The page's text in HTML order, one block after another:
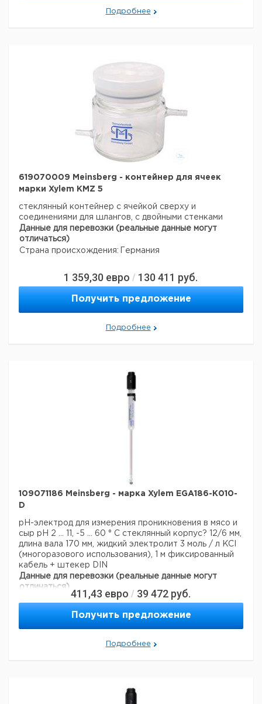
Подробнее
619070009 Meinsberg - контейнер для ячеек
марки Xylem KMZ 5
стеклянный контейнер с ячейкой сверху и
соединениями для шлангов, с двойными стенками
Данные для перевозки (реальные данные могут
отличаться)
Страна происхождения:
Германия
1 359,30 евро / 130 411 руб.
Получить предложение
Подробнее
109071186 Meinsberg - марка Xylem EGA186-K010-
D
pH-электрод для измерения проникновения в мясо и
сыр рН 2 ... 11, -5 ... 60 ° С стеклянный корпус? 12/6 мм,
длина вала 170 мм, жидкий электролит 3 моль / л KCI
(многоразового использования), 1 м фиксированный
кабель + штекер DIN
Данные для перевозки (реальные данные могут
отличаться)
Страна происхождения:Германия
411,43 евро / 39 472 руб.
Получить предложение
Подробнее